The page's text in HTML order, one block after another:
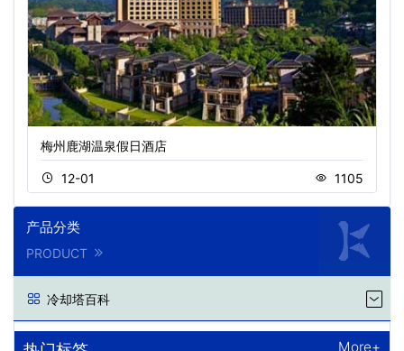
梅州鹿湖温泉假日酒店
12-01 1105
产品分类
PRODUCT
冷却塔百科
More+